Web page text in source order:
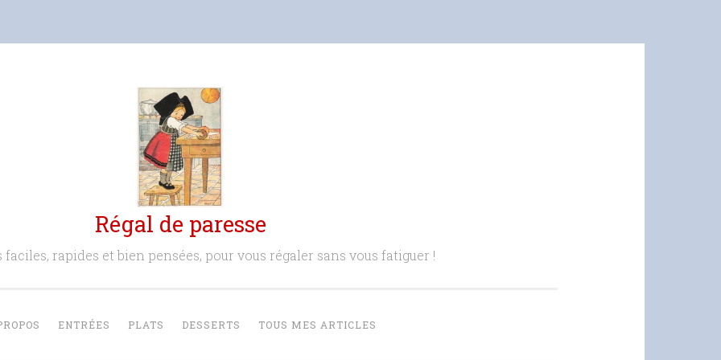
Régal de paresse
faciles, rapides et bien pensées, pour vous régaler sans vous fatiguer !
ENTRÉES PLATS DESSERTS TOUS MES ARTICLES